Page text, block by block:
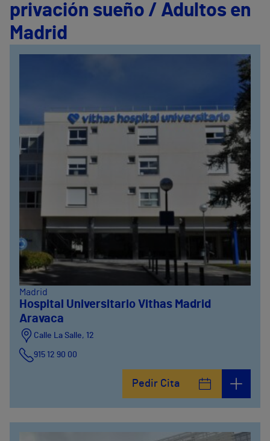
privación sueño / Adultos en
Madrid
Madrid
Hospital Universitario Vithas Madrid
Aravaca
Calle La Salle, 12
915 12 90 00
Pedir Cita